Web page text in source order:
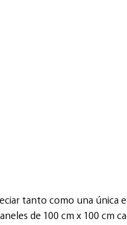
tanto como una única
de 100 cm x 100 cm